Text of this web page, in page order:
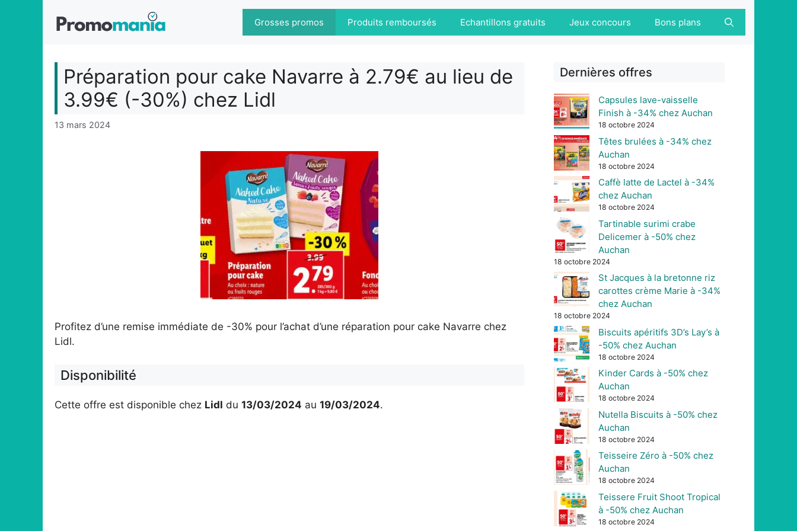
Grosses promos Produits remboursés Echantillons gratuits Jeux concours Bons plans
Préparation pour cake Navarre à 2.79€ au lieu de
3.99€ (-30%) chez Lidl
13 mars 2024
Profitez d’une remise immédiate de -30% pour l’achat d’une réparation pour cake Navarre chez
Lidl.
Disponibilité
Cette offre est disponible chez Lidl du 13/03/2024 au 19/03/2024.
Dernières offres
Capsules lave-vaisselle
Finish à -34% chez Auchan
18 octobre 2024
Têtes brulées à -34% chez
Auchan
18 octobre 2024
Caffè latte de Lactel à -34%
chez Auchan
18 octobre 2024
Tartinable surimi crabe
Delicemer à -50% chez
Auchan
18 octobre 2024
St Jacques à la bretonne riz
carottes crème Marie à -34%
chez Auchan
18 octobre 2024
Biscuits apéritifs 3D’s Lay’s à
-50% chez Auchan
18 octobre 2024
Kinder Cards à -50% chez
Auchan
18 octobre 2024
Nutella Biscuits à -50% chez
Auchan
18 octobre 2024
Teisseire Zéro à -50% chez
Auchan
18 octobre 2024
Teissere Fruit Shoot Tropical
à -50% chez Auchan
18 octobre 2024